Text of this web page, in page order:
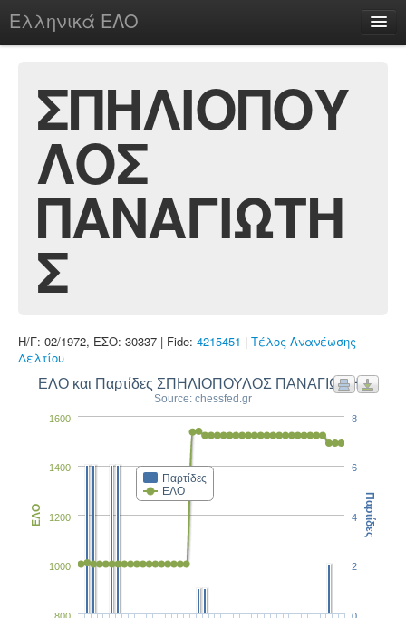
Ελληνικά ΕΛΟ
chesstu.be @ discord
Login
ΣΠΗΛΙΟΠΟΥ
ΛΟΣ
ΠΑΝΑΓΙΩΤΗ
Σ
Η/Γ: 02/1972, ΕΣΟ: 30337 | Fide: 4215451 | Τέλος Ανανέωσης
Δελτίου
ΕΛΟ και Παρτίδες ΣΠΗΛΙΟΠΟΥΛΟΣ ΠΑΝΑΓΙΩΤΗΣ
Source: chessfed.gr
Παρτίδες
ΕΛΟ
1000
1200
1400
1600
ΕΛΟ
2
4
6
8
Παρτίδες